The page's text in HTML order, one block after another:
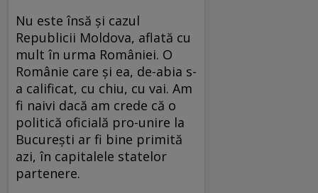
Nu este însă şi cazul
Republicii Moldova, aflată cu
mult în urma României. O
Românie care şi ea, de-abia s-
a calificat, cu chiu, cu vai. Am
fi naivi dacă am crede că o
politică oficială pro-unire la
Bucureşti ar fi bine primită
azi, în capitalele statelor
partenere.